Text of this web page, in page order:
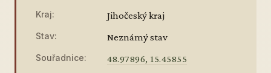
Kraj: Jihočeský kraj
Stav: Neznámý stav
Souřadnice: 48.97896, 15.45855